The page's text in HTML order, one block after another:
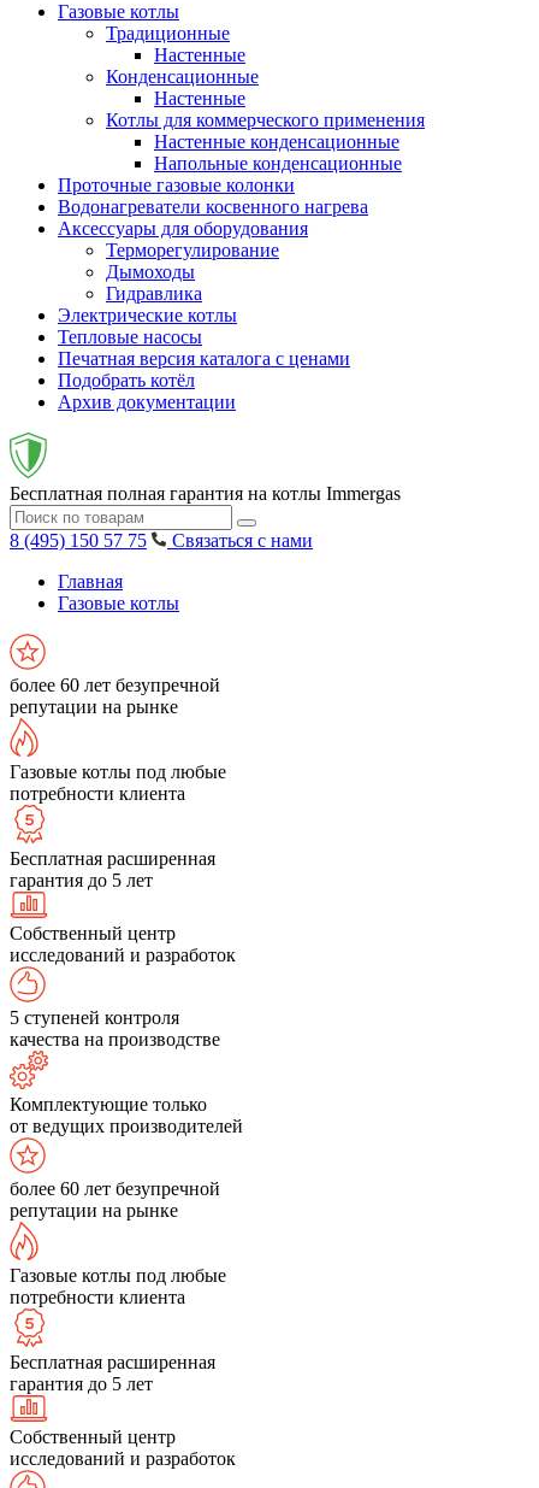
Газовые котлы
Традиционные
Настенные
Конденсационные
Настенные
Котлы для коммерческого применения
Настенные конденсационные
Напольные конденсационные
Проточные газовые колонки
Водонагреватели косвенного нагрева
Аксессуары для оборудования
Терморегулирование
Дымоходы
Гидравлика
Электрические котлы
Тепловые насосы
Печатная версия каталога с ценами
Подобрать котёл
Архив документации
Бесплатная полная гарантия на котлы Immergas
8 (495) 150 57 75
Связаться с нами
Главная
Газовые котлы
более 60 лет безупречной
репутации на рынке
Газовые котлы под любые
потребности клиента
Бесплатная расширенная
гарантия до 5 лет
Собственный центр
исследований и разработок
5 ступеней контроля
качества на производстве
Комплектующие только
от ведущих производителей
более 60 лет безупречной
репутации на рынке
Газовые котлы под любые
потребности клиента
Бесплатная расширенная
гарантия до 5 лет
Собственный центр
исследований и разработок